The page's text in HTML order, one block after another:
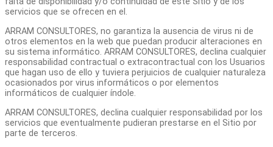
servicios que se ofrecen en el.
ARRAM CONSULTORES, no garantiza la ausencia de virus ni de
otros elementos en la web que puedan producir alteraciones en
su sistema informático. ARRAM CONSULTORES, declina cualquier
responsabilidad contractual o extracontractual con los Usuarios
que hagan uso de ello y tuviera perjuicios de cualquier naturaleza
ocasionados por virus informáticos o por elementos
informáticos de cualquier índole.
ARRAM CONSULTORES, declina cualquier responsabilidad por los
servicios que eventualmente pudieran prestarse en el Sitio por
parte de terceros.